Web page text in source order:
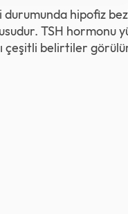
hipofiz
TSH hormonu
çeşitli belirtiler